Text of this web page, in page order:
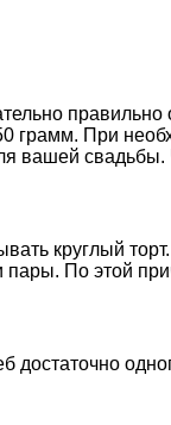
правильно
грамм. При
вашей свадьбы.
круглый
пары. По этой
достаточно